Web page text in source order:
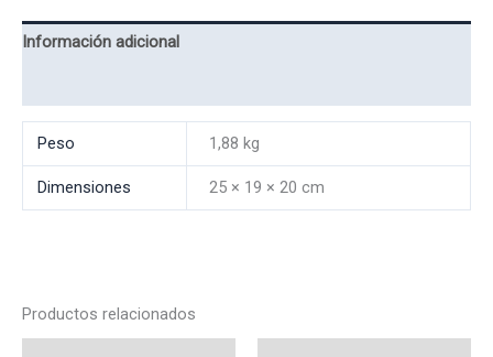
Información adicional
Peso 1,88 kg
Dimensiones 25 × 19 × 20 cm
Productos relacionados